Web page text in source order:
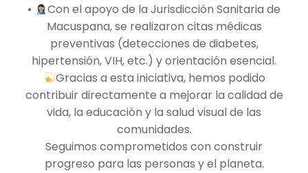
•⁠ ⁠
Con el apoyo de la Jurisdicción Sanitaria de
Macuspana, se realizaron citas médicas
preventivas (detecciones de diabetes,
hipertensión, VIH, etc.) y orientación esencial.
Gracias a esta iniciativa, hemos podido
contribuir directamente a mejorar la calidad de
vida, la educación y la salud visual de las
comunidades.
Seguimos comprometidos con construir
progreso para las personas y el planeta.